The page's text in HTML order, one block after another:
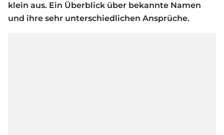
klein aus. Ein Überblick über bekannte Namen
und ihre sehr unterschiedlichen Ansprüche.